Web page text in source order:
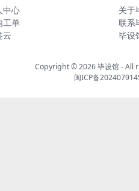
中心
工单
云
关于
联系
毕设
Copyright © 2026毕设馆- All
闽ICP备